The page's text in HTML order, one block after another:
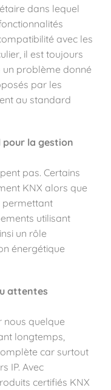
dans lequel
avec les
il est toujours
problème donné
par les
au standard
pour la gestion
pas. Certains
KNX alors que
permettant
utilisant
un rôle
énergétique
attentes
nous quelque
longtemps,
car surtout
IP. Avec
certifiés KNX